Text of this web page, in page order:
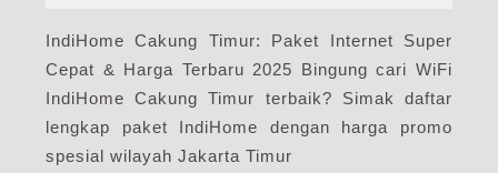
IndiHome Cakung Timur: Paket Internet Super
Cepat & Harga Terbaru 2025 Bingung cari WiFi
IndiHome Cakung Timur terbaik? Simak daftar
lengkap paket IndiHome dengan harga promo
spesial wilayah Jakarta Timur